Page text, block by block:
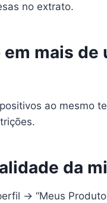
no extrato.
mais
ao mesmo
da
→ “Meus